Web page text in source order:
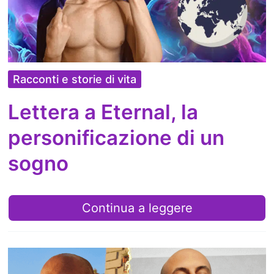
Racconti e storie di vita
Lettera a Eternal, la
personificazione di un
sogno
Lettera
a
Eternal,
la
Continua a leggere